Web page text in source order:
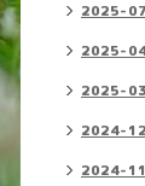
2025-07
2025-04
2025-03
2024-12
2024-11